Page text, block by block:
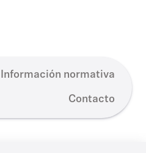
Información normativa
Contacto